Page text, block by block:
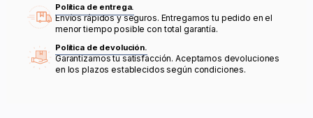
Política de entrega.
Envíos rápidos y seguros. Entregamos tu pedido en el
menor tiempo posible con total garantía.
Política de devolución.
Garantizamos tu satisfacción. Aceptamos devoluciones
en los plazos establecidos según condiciones.